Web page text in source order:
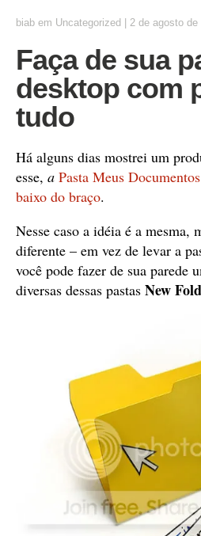
biab em Uncategorized 2 de agosto de
Faça de sua
desktop com
tudo
Há alguns dias mostrei um
esse, a Pasta Meus
baixo do braço.
Nesse caso a idéia é a mesma,
diferente – em vez de levar a
você pode fazer de sua parede
diversas dessas pastas New